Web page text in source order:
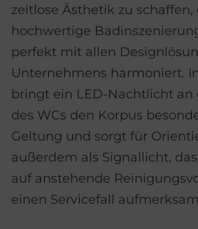
zeitlose Ästhetik zu schaffen,
hochwertige
perfekt mit allen
Unternehmens harmoniert.
bringt ein LED-Nachtlicht an
des WCs den Korpus
Geltung und sorgt für
außerdem als Signallicht,
auf anstehende
einen Servicefall